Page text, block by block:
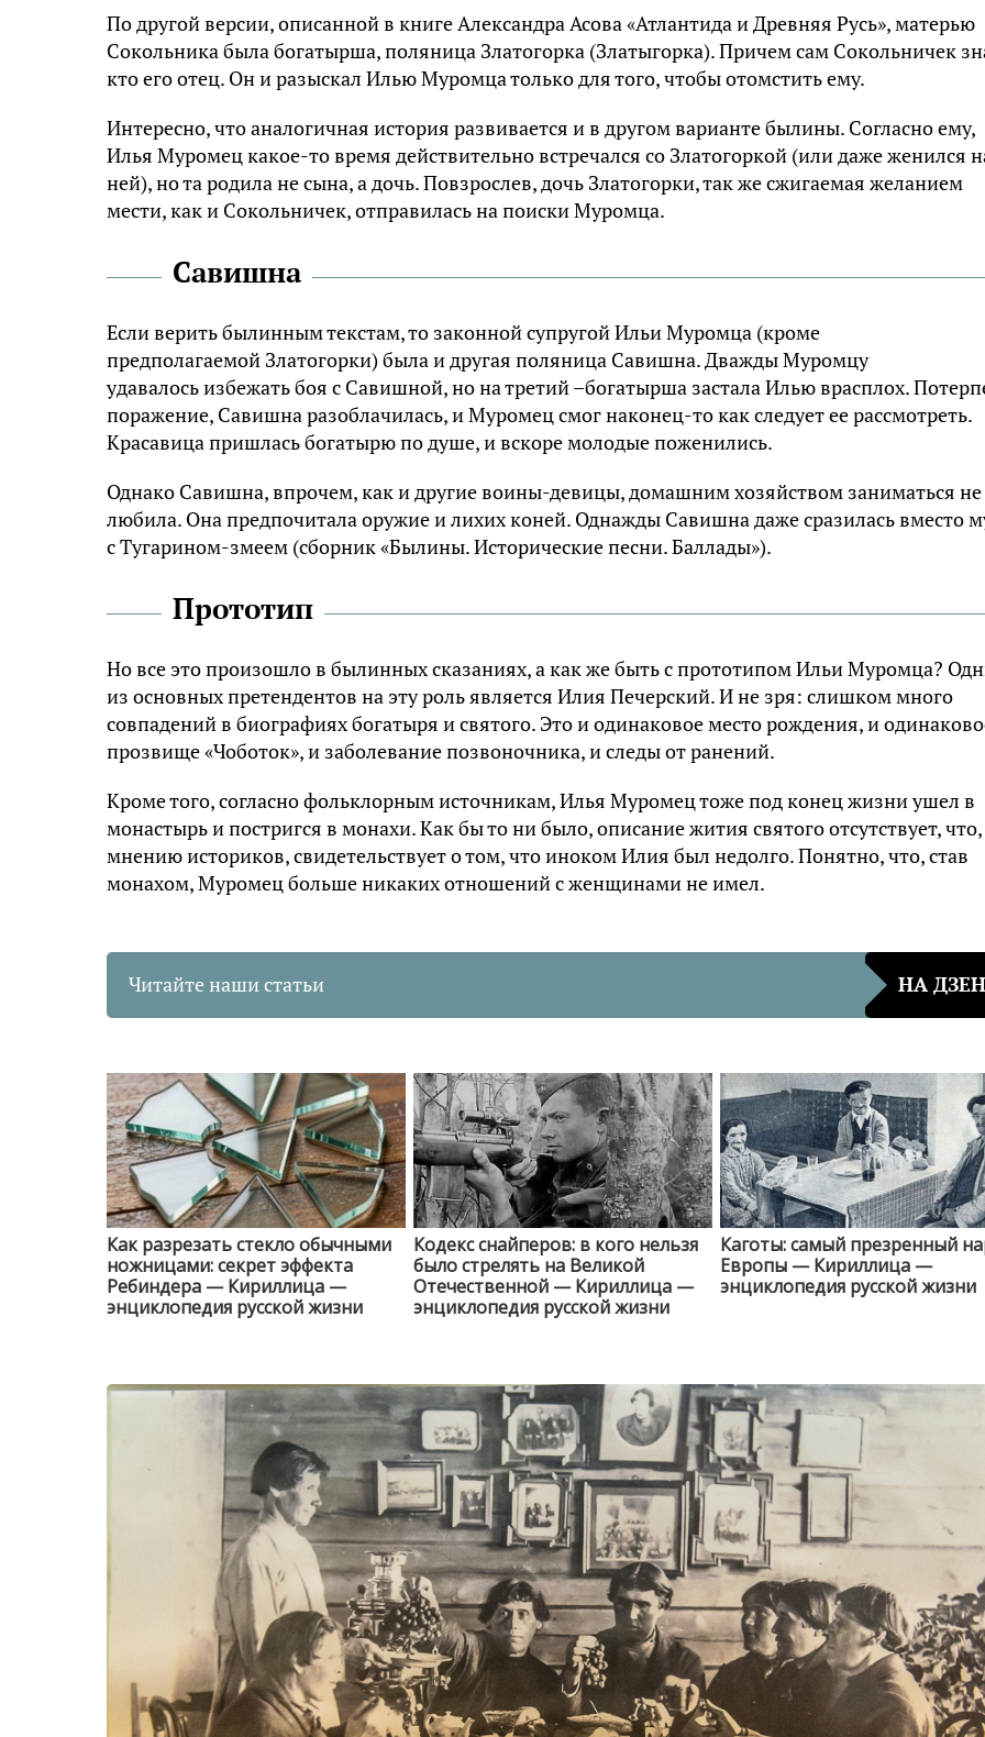
По другой версии, описанной в книге Александра Асова «Атлантида и Древняя Русь», матерью
Сокольника была богатырша, поляница Златогорка (Златыгорка). Причем сам Сокольничек
кто его отец. Он и разыскал Илью Муромца только для того, чтобы отомстить ему.
Интересно, что аналогичная история развивается и в другом варианте былины. Согласно ему,
Илья Муромец какое-то время действительно встречался со Златогоркой (или даже женился
ней), но та родила не сына, а дочь. Повзрослев, дочь Златогорки, так же сжигаемая желанием
мести, как и Сокольничек, отправилась на поиски Муромца.
Савишна
Если верить былинным текстам, то законной супругой Ильи Муромца (кроме
предполагаемой Златогорки) была и другая поляница Савишна. Дважды Муромцу
удавалось избежать боя с Савишной, но на третий –богатырша застала Илью врасплох.
поражение, Савишна разоблачилась, и Муромец смог наконец-то как следует ее рассмотреть.
Красавица пришлась богатырю по душе, и вскоре молодые поженились.
Однако Савишна, впрочем, как и другие воины-девицы, домашним хозяйством заниматься не
любила. Она предпочитала оружие и лихих коней. Однажды Савишна даже сразилась вместо
с Тугарином-змеем (сборник «Былины. Исторические песни. Баллады»).
Прототип
Но все это произошло в былинных сказаниях, а как же быть с прототипом Ильи Муромца?
из основных претендентов на эту роль является Илия Печерский. И не зря: слишком много
совпадений в биографиях богатыря и святого. Это и одинаковое место рождения, и
прозвище «Чоботок», и заболевание позвоночника, и следы от ранений.
Кроме того, согласно фольклорным источникам, Илья Муромец тоже под конец жизни ушел в
монастырь и постригся в монахи. Как бы то ни было, описание жития святого отсутствует,
мнению историков, свидетельствует о том, что иноком Илия был недолго. Понятно, что, став
монахом, Муромец больше никаких отношений с женщинами не имел.
Читайте наши статьи НА ДЗЕН
Как разрезать стекло обычными
ножницами: секрет эффекта
Ребиндера — Кириллица —
энциклопедия русской жизни
Кодекс снайперов: в кого нельзя
было стрелять на Великой
Отечественной — Кириллица —
энциклопедия русской жизни
Каготы: самый презренный
Европы — Кириллица —
энциклопедия русской жизни